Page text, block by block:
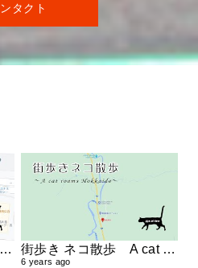
タクト
街歩き ネコ散歩 A cat roams Tokyo. 街歩き ネコ散歩 A cat roams Hokkaido.
6 years ago